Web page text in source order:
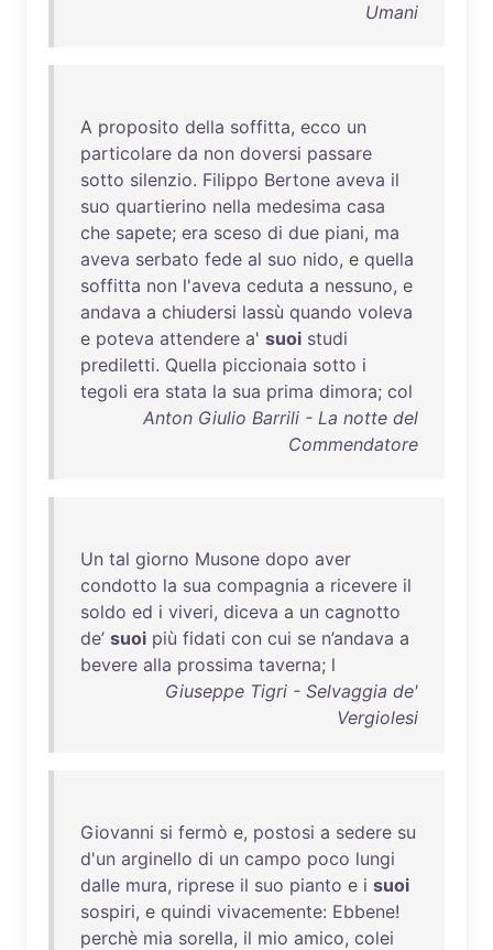
Umani
A proposito della soffitta, ecco un
particolare da non doversi passare
sotto silenzio. Filippo Bertone aveva il
suo quartierino nella medesima casa
che sapete; era sceso di due piani, ma
aveva serbato fede al suo nido, e quella
soffitta non l'aveva ceduta a nessuno, e
andava a chiudersi lassù quando voleva
e poteva attendere a' suoi studi
prediletti. Quella piccionaia sotto i
tegoli era stata la sua prima dimora; col
Anton Giulio Barrili - La notte del
Commendatore
Un tal giorno Musone dopo aver
condotto la sua compagnia a ricevere il
soldo ed i viveri, diceva a un cagnotto
de’ suoi più fidati con cui se n’andava a
bevere alla prossima taverna; l
Giuseppe Tigri - Selvaggia de'
Vergiolesi
Giovanni si fermò e, postosi a sedere su
d'un arginello di un campo poco lungi
dalle mura, riprese il suo pianto e i suoi
sospiri, e quindi vivacemente: Ebbene!
perchè mia sorella, il mio amico, colei